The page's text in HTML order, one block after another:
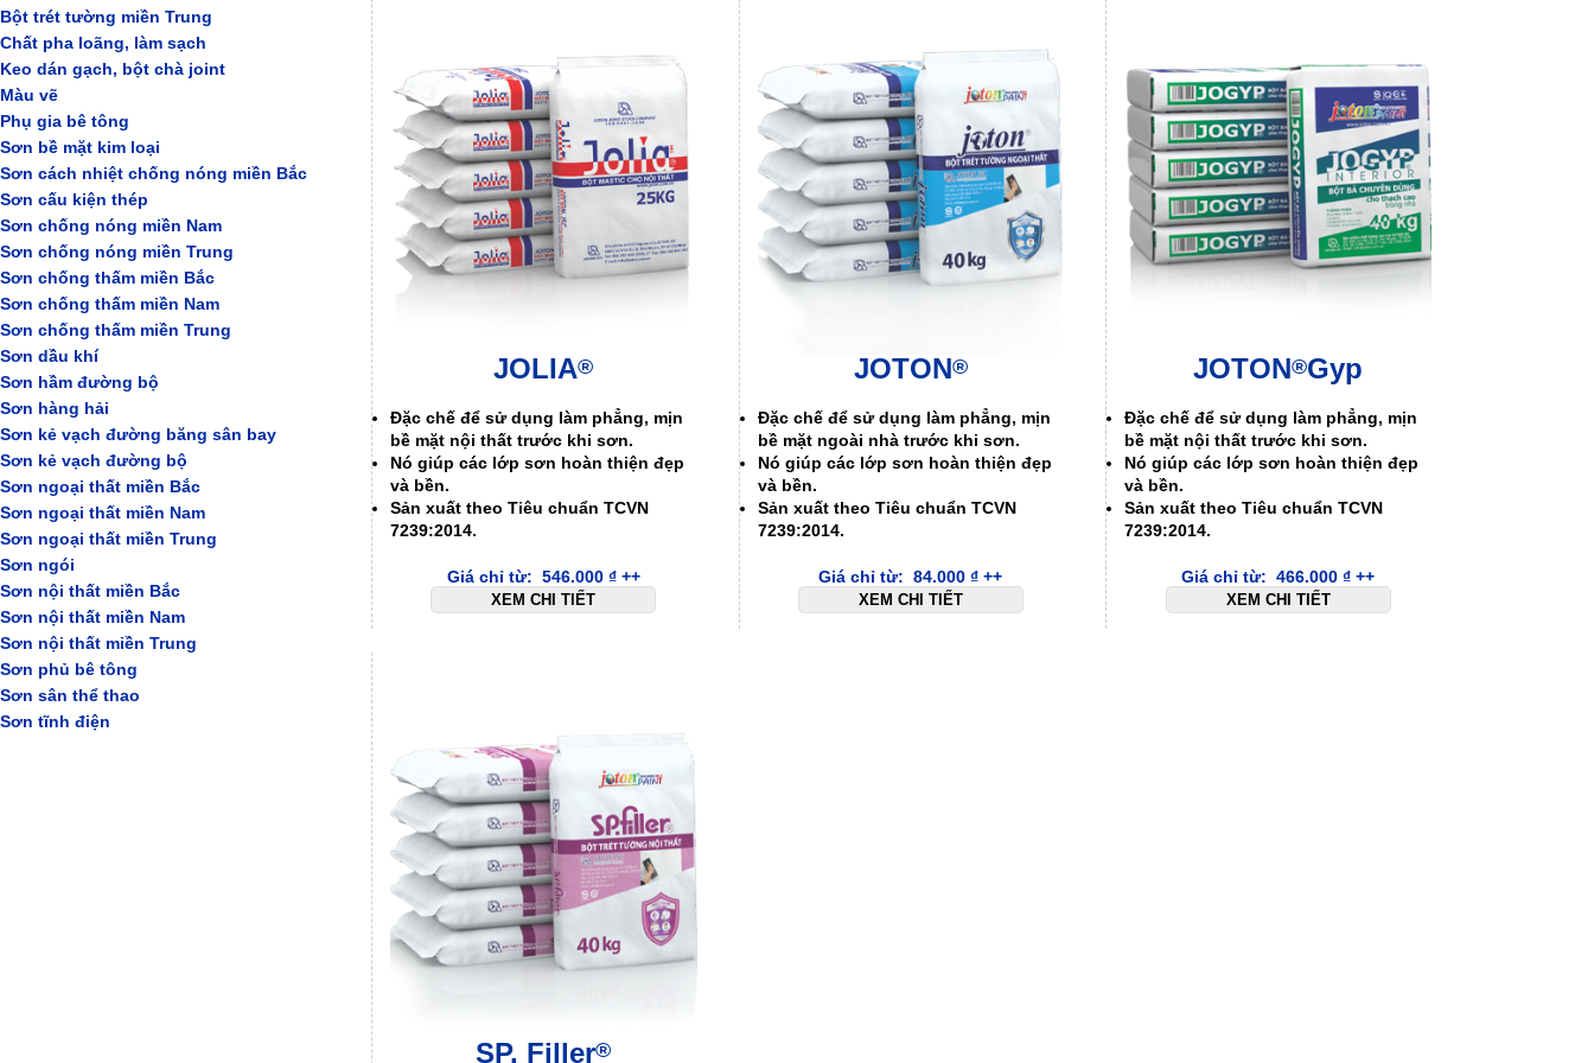
Bột trét tường miền Trung
Chất pha loãng, làm sạch
Keo dán gạch, bột chà joint
Màu vẽ
Phụ gia bê tông
Sơn bề mặt kim loại
Sơn cách nhiệt chống nóng miền Bắc
Sơn cấu kiện thép
Sơn chống nóng miền Nam
Sơn chống nóng miền Trung
Sơn chống thấm miền Bắc
Sơn chống thấm miền Nam
Sơn chống thấm miền Trung
Sơn dầu khí
Sơn hầm đường bộ
Sơn hàng hải
Sơn kẻ vạch đường băng sân bay
Sơn kẻ vạch đường bộ
Sơn ngoại thất miền Bắc
Sơn ngoại thất miền Nam
Sơn ngoại thất miền Trung
Sơn ngói
Sơn nội thất miền Bắc
Sơn nội thất miền Nam
Sơn nội thất miền Trung
Sơn phủ bê tông
Sơn sân thể thao
Sơn tĩnh điện
JOLIA®
Đặc chế để sử dụng làm phẳng, mịn
bề mặt nội thất trước khi sơn.
Nó giúp các lớp sơn hoàn thiện đẹp
và bền.
Sản xuất theo Tiêu chuẩn TCVN
7239:2014.
Giá chỉ từ: 546.000 ₫++
XEM CHI TIẾT
JOTON®
Đặc chế để sử dụng làm phẳng, mịn
bề mặt ngoài nhà trước khi sơn.
Nó giúp các lớp sơn hoàn thiện đẹp
và bền.
Sản xuất theo Tiêu chuẩn TCVN
7239:2014.
Giá chỉ từ:84.000₫ ++
XEM CHI TIẾT
JOTON®Gyp
Đặc chế để sử dụng làm phẳng, mịn
bề mặt nội thất trước khi sơn.
Nó giúp các lớp sơn hoàn thiện đẹp
và bền.
Sản xuất theo Tiêu chuẩn TCVN
7239:2014.
Giá chỉ từ:466.000₫ ++
XEM CHI TIẾT
SP. Filler®